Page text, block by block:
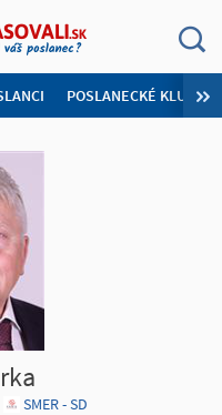
POSLANECKÉ KLUBY
SMER - SD